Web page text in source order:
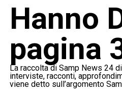
Hanno
pagina
La raccolta di Samp News 24
interviste, racconti,
viene detto sull’argomento